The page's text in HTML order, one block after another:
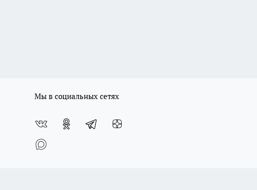
Мы в социальных сетях